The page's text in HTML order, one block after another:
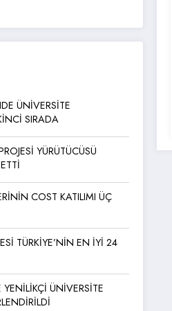
ÜNİVERSİTE
SIRADA
YÜRÜTÜCÜSÜ
COST KATILIMI ÜÇ
TÜRKİYE’NİN EN İYİ 24
ÜNİVERSİTE